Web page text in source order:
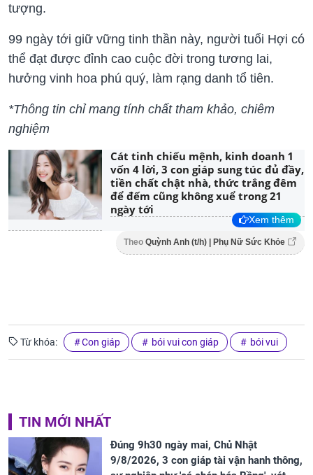
tượng.
99 ngày tới giữ vững tinh thần này, người tuổi Hợi có
thể đạt được đỉnh cao cuộc đời trong tương lai,
hưởng vinh hoa phú quý, làm rạng danh tổ tiên.
*Thông tin chỉ mang tính chất tham khảo, chiêm
nghiệm
Cát tinh chiếu mệnh, kinh doanh 1
vốn 4 lời, 3 con giáp sung túc đủ đầy,
tiền chất chật nhà, thức trắng đêm
để đếm cũng không xuể trong 21
ngày tới
Xem thêm
Theo Quỳnh Anh (t/h) | Phụ Nữ Sức Khỏe
Từ khóa: Con giáp bói vui con giáp bói vui
TIN MỚI NHẤT
Đúng 9h30 ngày mai, Chủ Nhật
9/8/2026, 3 con giáp tài vận hanh thông,